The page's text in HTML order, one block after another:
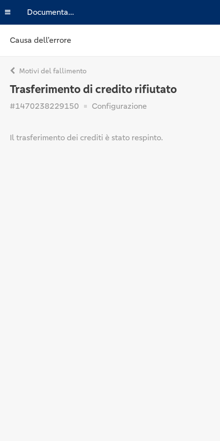
Documentazione
Causa dell’errore
Motivi del fallimento
Trasferimento di credito rifiutato
#1470238229150 Configurazione
Il trasferimento dei crediti è stato respinto.